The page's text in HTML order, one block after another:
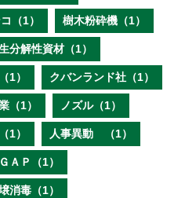
（1） 樹木粉砕機（1）
分解性資材（1）
1） クバンランド社（1）
（1） ノズル（1）
1） 人事異動 （1）
ＡＰ（1）
消毒（1）